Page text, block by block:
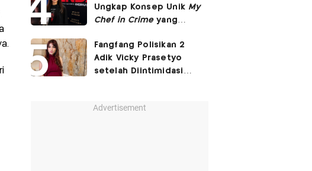
Ungkap Konsep Unik My
Chef in Crimeyang
Lain
Fangfang Polisikan 2
Adik Vicky Prasetyo
setelah Diintimidasi
Advertisement